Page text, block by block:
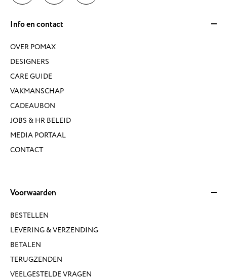
Info en contact
OVER POMAX
DESIGNERS
CARE GUIDE
VAKMANSCHAP
CADEAUBON
JOBS & HR BELEID
MEDIA PORTAAL
CONTACT
Voorwaarden
BESTELLEN
LEVERING & VERZENDING
BETALEN
TERUGZENDEN
VEELGESTELDE VRAGEN